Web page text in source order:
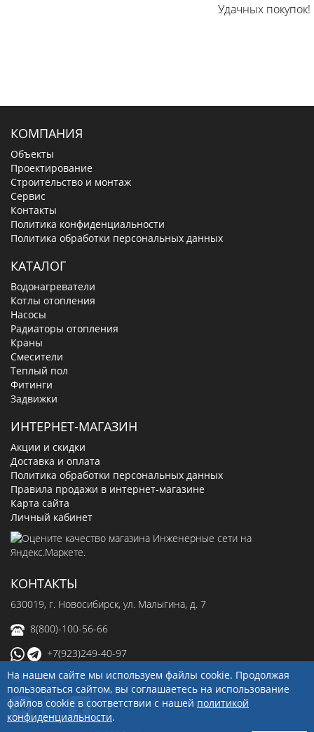
Удачных покупок!
КОМПАНИЯ
Объекты
Проектирование
Строительство и монтаж
Сервис
Контакты
Политика конфиденциальности
Политика обработки персональных данных
КАТАЛОГ
Водонагреватели
Котлы отопления
Насосы
Радиаторы отопления
Краны
Смесители
Теплый пол
Фитинги
Задвижки
ИНТЕРНЕТ-МАГАЗИН
Акции и скидки
Доставка и оплата
Политика обработки персональных данных
Правила продажи в интернет-магазине
Карта сайта
Личный кабинет
КОНТАКТЫ
630019, г. Новосибирск, ул. Малыгина, д. 7
8(800)-100-56-66
+7(923)249-40-97
sale@ingenerseti.ru
На нашем сайте мы используем файлы cookie. Продолжая
пользоваться сайтом, вы соглашаетесь на использование
файлов cookie в соответствии с нашей политикой
конфиденциальности.